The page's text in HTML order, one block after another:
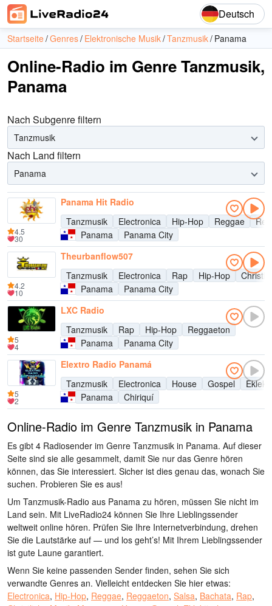
Deutsch
Startseite Genres Elektronische Musik Tanzmusik Panama
Online-Radio im Genre Tanzmusik,
Panama
Nach Subgenre filtern
Tanzmusik
Nach Land filtern
Panama
Panama Hit Radio
Tanzmusik
Electronica Hip-Hop Reggae
Panama
Panama City
4.5
30
Theurbanflow507
Tanzmusik
Electronica Rap Hip-Hop
Panama
Panama City
4.2
10
LXC Radio
Tanzmusik
Rap Hip-Hop
Reggaeton
Panama
Panama City
5
4
Elextro Radio Panamá
Tanzmusik
Electronica House Gospel
Panama
Chiriquí
5
2
Online-Radio im Genre Tanzmusik in Panama
Es gibt 4 Radiosender im Genre Tanzmusik in Panama. Auf dieser
Seite sind sie alle gesammelt, damit Sie nur das Genre hören
können, das Sie interessiert. Sicher ist dies genau das, wonach Sie
suchen. Probieren Sie es aus!
Um Tanzmusik-Radio aus Panama zu hören, müssen Sie nicht im
Land sein. Mit LiveRadio24 können Sie Ihre Lieblingssender
weltweit online hören. Prüfen Sie Ihre Internetverbindung, drehen
Sie die Lautstärke auf — und los geht’s! Mit Ihrem Lieblingssender
ist gute Laune garantiert.
Wenn Sie keine passenden Sender finden, sehen Sie sich
verwandte Genres an. Vielleicht entdecken Sie hier etwas:
Electronica, Hip-Hop, Reggae, Reggaeton, Salsa, Bachata, Rap,